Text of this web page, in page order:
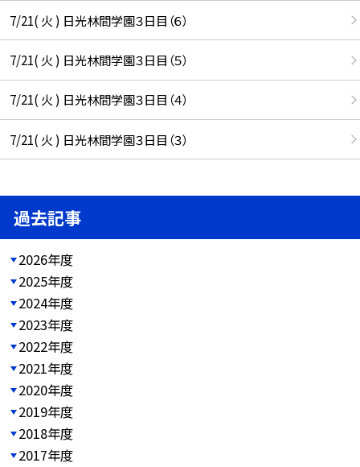
7/21( 火 ) 日光林間学園３日目（６）
7/21( 火 ) 日光林間学園３日目（５）
7/21( 火 ) 日光林間学園３日目（４）
7/21( 火 ) 日光林間学園３日目（３）
過去記事
2026年度
2025年度
2024年度
2023年度
2022年度
2021年度
2020年度
2019年度
2018年度
2017年度